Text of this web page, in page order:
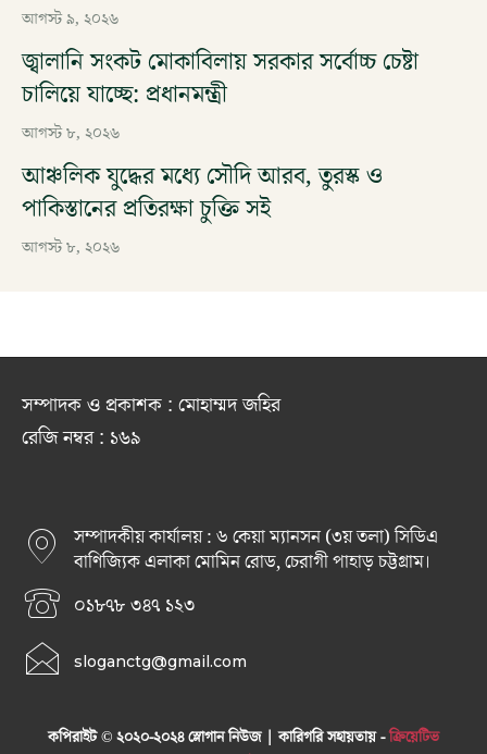
আগস্ট ৯, ২০২৬
জ্বালানি সংকট মোকাবিলায় সরকার সর্বোচ্চ চেষ্টা
চালিয়ে যাচ্ছে: প্রধানমন্ত্রী
আগস্ট ৮, ২০২৬
আঞ্চলিক যুদ্ধের মধ্যে সৌদি আরব, তুরস্ক ও
পাকিস্তানের প্রতিরক্ষা চুক্তি সই
আগস্ট ৮, ২০২৬
সম্পাদক ও প্রকাশক : মোহাম্মদ জহির
রেজি নম্বর : ১৬৯
সম্পাদকীয় কার্যালয় : ৬ কেয়া ম্যানসন (৩য় তলা) সিডিএ
বাণিজ্যিক এলাকা মোমিন রোড, চেরাগী পাহাড় চট্টগ্রাম।
০১৮৭৮ ৩৪৭ ১২৩
sloganctg@gmail.com
কপিরাইট © ২০২০-২০২৪ স্লোগান নিউজ | কারিগরি সহায়তায় -ক্রিয়েটিভ